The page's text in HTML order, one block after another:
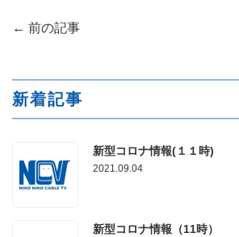
← 前の記事
新着記事
新型コロナ情報(１１時)
2021.09.04
新型コロナ情報（11時）